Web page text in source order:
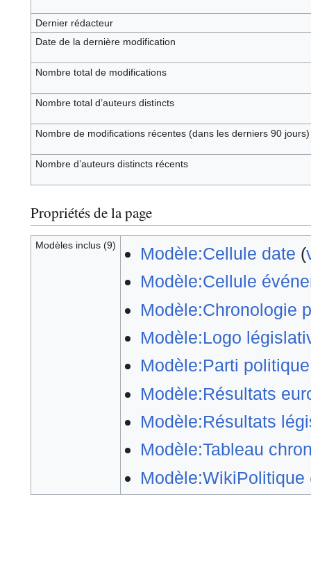
Dernier rédacteur
Date de la dernière modification
Nombre total de modifications
Nombre total d’auteurs distincts
Nombre de modifications récentes (dans les derniers 90 jours)
Nombre d’auteurs distincts récents
Propriétés de la page
Modèles inclus (9) Modèle:Cellule date (
Modèle:Cellule
Modèle:Chronologie
Modèle:Logo
Modèle:Parti
Modèle:Résultats
Modèle:Résultats
Modèle:Tableau
Modèle:WikiPolitique